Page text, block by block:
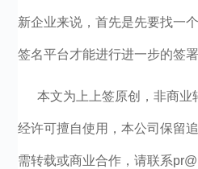
新企业来说，首先是先要找一
签名平台才能进行进一步的签署
本文为上上签原创，非商业
经许可擅自使用，本公司保留
需转载或商业合作，请联系